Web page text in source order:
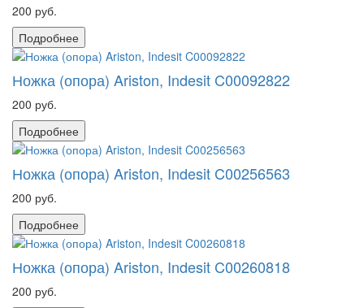
200 руб.
Подробнее
Ножка (опора) Ariston, Indesit C00092822
200 руб.
Подробнее
Ножка (опора) Ariston, Indesit C00256563
200 руб.
Подробнее
Ножка (опора) Ariston, Indesit C00260818
200 руб.